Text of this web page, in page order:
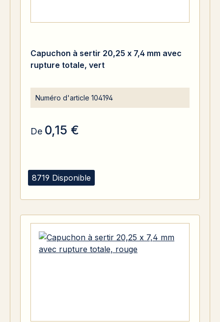
8719 Disponible
Capuchon à sertir 20,25 x 7,4 mm avec
rupture totale, vert
Numéro d'article 104194
De 0,15 €